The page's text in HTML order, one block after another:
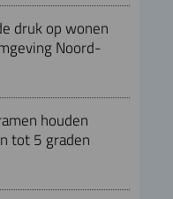
druk op wonen
Noord-
houden
tot 5 graden